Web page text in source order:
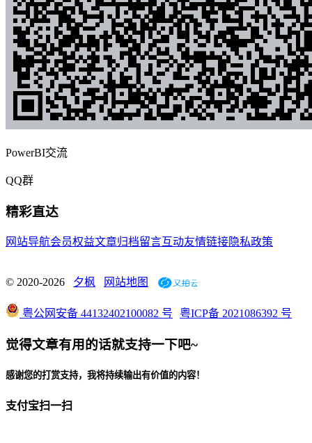
PowerBI交流
QQ群
精彩直达
网站导航会员权益文章归档留言互动友情链接隐私政策
© 2020-2026 夕枫 网站地图
粤公网安备 44132402100082 号 粤ICP备 2021086392 号
觉得文章有用的话就支持一下吧~
感谢您的打赏支持，我将持续输出有价值的内容！
支付宝扫一扫